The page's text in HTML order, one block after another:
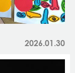
2026.01.30